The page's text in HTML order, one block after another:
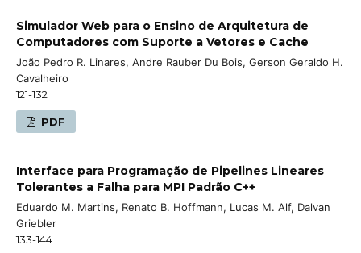
Simulador Web para o Ensino de Arquitetura de
Computadores com Suporte a Vetores e Cache
João Pedro R. Linares, Andre Rauber Du Bois, Gerson Geraldo H.
Cavalheiro
121-132
PDF
Interface para Programação de Pipelines Lineares
Tolerantes a Falha para MPI Padrão C++
Eduardo M. Martins, Renato B. Hoffmann, Lucas M. Alf, Dalvan
Griebler
133-144